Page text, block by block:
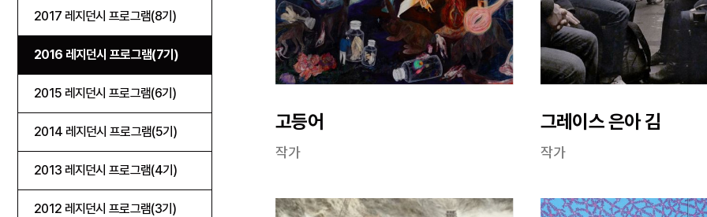
2017 레지던시 프로그램(8기)
2016 레지던시 프로그램(7기)
2015 레지던시 프로그램(6기)
2014 레지던시 프로그램(5기)
2013 레지던시 프로그램(4기)
2012 레지던시 프로그램(3기)
고등어
작가
그레이스 은아 김
작가